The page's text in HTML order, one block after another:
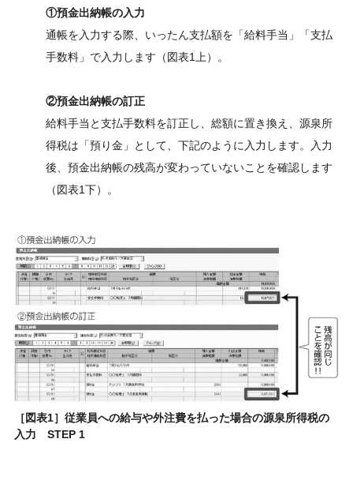
①預金出納帳の入力
通帳を入力する際、いったん支払額を「給料手当」「支払
手数料」で入力します（図表1上）。
②預金出納帳の訂正
給料手当と支払手数料を訂正し、総額に置き換え、源泉所
得税は「預り金」として、下記のように入力します。入力
後、預金出納帳の残高が変わっていないことを確認します
（図表1下）。
［図表1］従業員への給与や外注費を払った場合の源泉所得税の
入力 STEP 1